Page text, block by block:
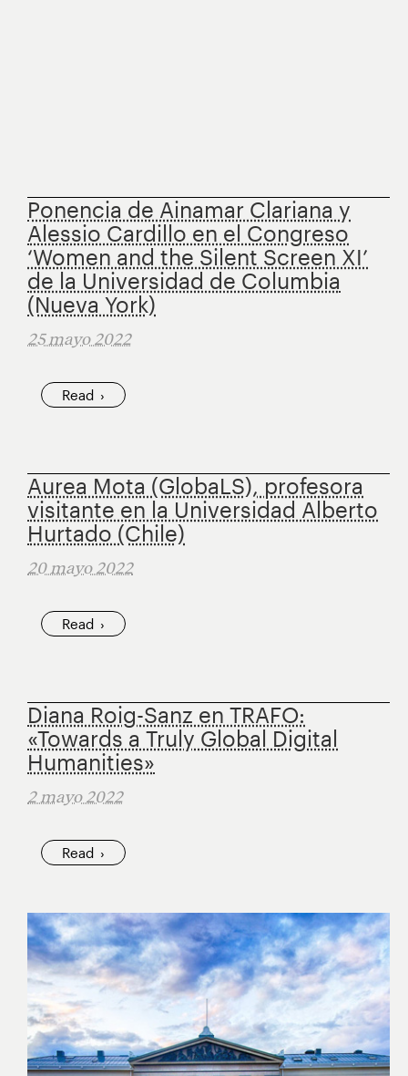
Ponencia de Ainamar Clariana y
Alessio Cardillo en el Congreso
‘Women and the Silent Screen XI’
de la Universidad de Columbia
(Nueva York)
25 mayo 2022
Read
Aurea Mota (GlobaLS), profesora
visitante en la Universidad Alberto
Hurtado (Chile)
20 mayo 2022
Read
Diana Roig-Sanz en TRAFO:
«Towards a Truly Global Digital
Humanities»
2 mayo 2022
Read